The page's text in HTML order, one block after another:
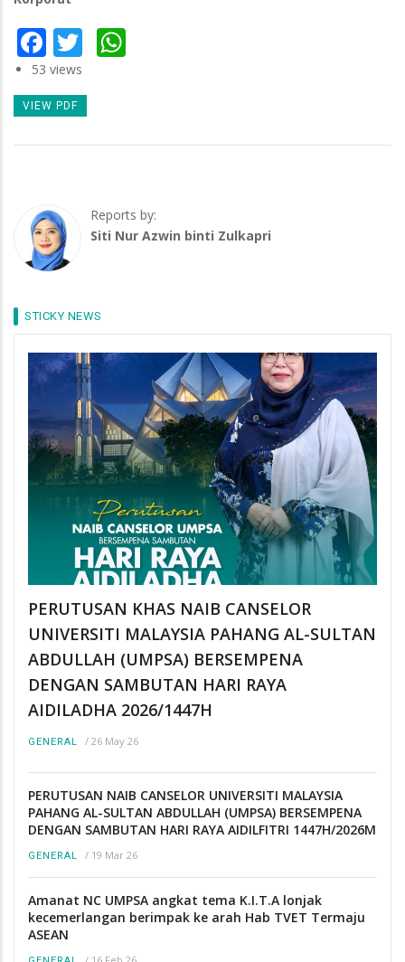
Facebook
Twitter
53 views
VIEW PDF
Reports by:
Siti Nur Azwin binti Zulkapri
STICKY NEWS
PERUTUSAN KHAS NAIB CANSELOR
UNIVERSITI MALAYSIA PAHANG AL-SULTAN
ABDULLAH (UMPSA) BERSEMPENA
DENGAN SAMBUTAN HARI RAYA
AIDILADHA 2026/1447H
GENERAL / 26 May 26
PERUTUSAN NAIB CANSELOR UNIVERSITI MALAYSIA
PAHANG AL-SULTAN ABDULLAH (UMPSA) BERSEMPENA
DENGAN SAMBUTAN HARI RAYA AIDILFITRI 1447H/2026M
GENERAL / 19 Mar 26
Amanat NC UMPSA angkat tema K.I.T.A lonjak
kecemerlangan berimpak ke arah Hab TVET Termaju
ASEAN